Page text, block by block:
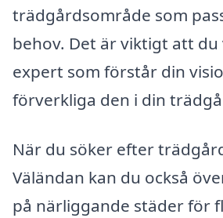
trädgårdsområde som
behov. Det är viktigt att du
expert som förstår din
förverkliga den i din
När du söker efter
Väländan kan du också
på närliggande städer för